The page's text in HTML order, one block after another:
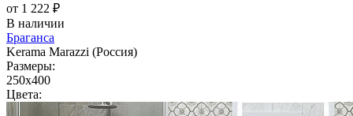
от 1 222 ₽
В наличии
Браганса
Kerama Marazzi (Россия)
Размеры:
250x400
Цвета: